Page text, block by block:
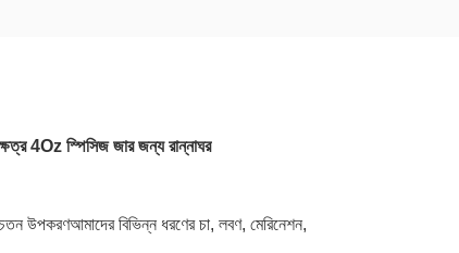
4Oz স্পিসিজ জার জন্য রান্নাঘর
উপকরণআমাদের বিভিন্ন ধরণের চা, লবণ, মেরিনেশন,